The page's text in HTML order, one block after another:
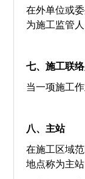
在外单位或
为施工监管人
七、 施工联
当一项施工
八、 主站
在施工区域
地点称为主站